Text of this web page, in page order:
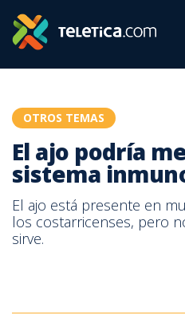
OTROS TEMAS
El ajo podría
sistema
El ajo está presente en
los costarricenses, pero
sirve.